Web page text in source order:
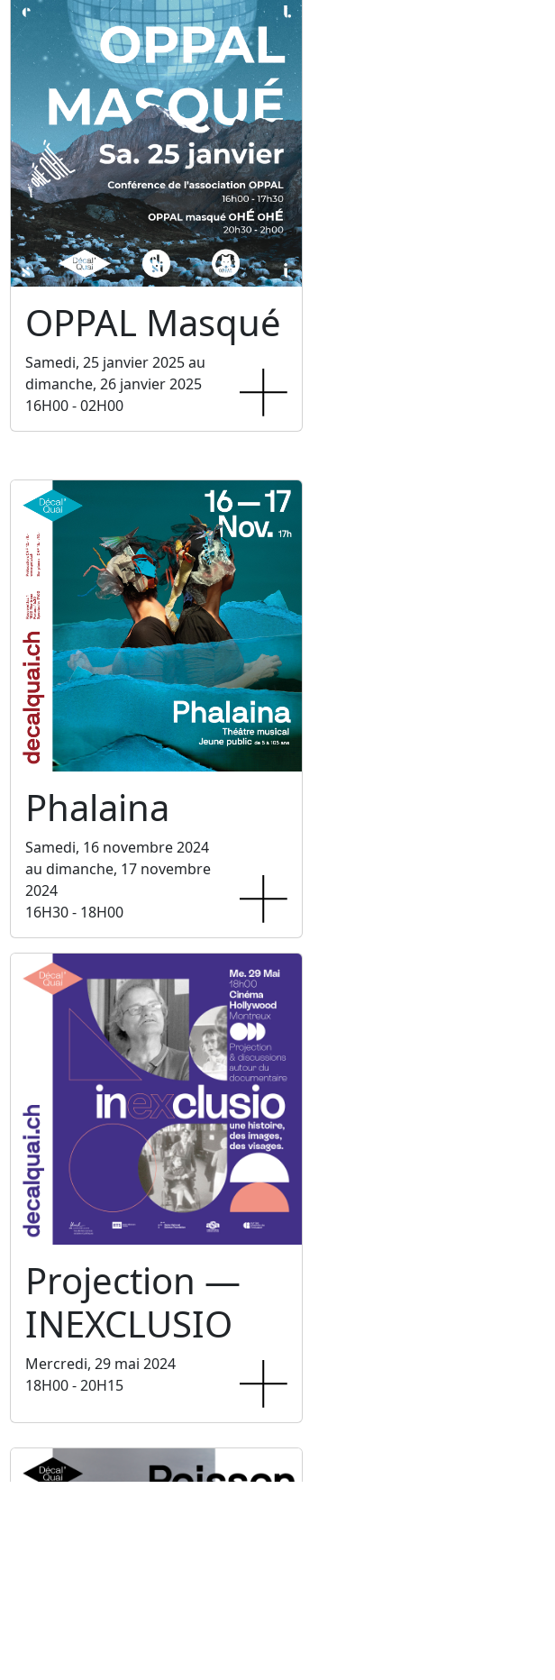
OPPAL Masqué
Samedi, 25 janvier 2025 au
dimanche, 26 janvier 2025
16H00 - 02H00
Phalaina
Samedi, 16 novembre 2024
au dimanche, 17 novembre
2024
16H30 - 18H00
Projection —
INEXCLUSIO
Mercredi, 29 mai 2024
18H00 - 20H15